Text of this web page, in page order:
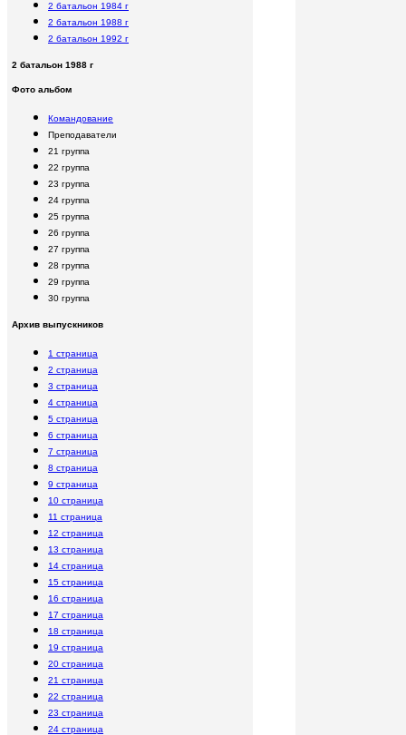
2 батальон 1984 г
2 батальон 1988 г
2 батальон 1992 г
2 батальон 1988 г
Фото альбом
Командование
Преподаватели
21 группа
22 группа
23 группа
24 группа
25 группа
26 группа
27 группа
28 группа
29 группа
30 группа
Архив выпускников
1 страница
2 страница
3 страница
4 страница
5 страница
6 страница
7 страница
8 страница
9 страница
10 страница
11 страница
12 страница
13 страница
14 страница
15 страница
16 страница
17 страница
18 страница
19 страница
20 страница
21 страница
22 страница
23 страница
24 страница